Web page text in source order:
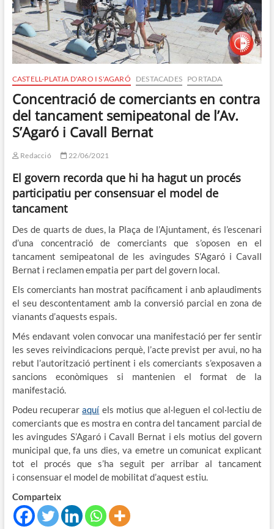
CASTELL-PLATJA D'ARO I S'AGARÓ DESTACADES PORTADA
Concentració de comerciants en contra
del tancament semipeatonal de l’Av.
S’Agaró i Cavall Bernat
Redacció 22/06/2021
El govern recorda que hi ha hagut un procés
participatiu per consensuar el model de
tancament
Des de quarts de dues, la Plaça de l’Ajuntament, és l’escenari
d’una concentració de comerciants que s’oposen en el
tancament semipeatonal de les avingudes S’Agaró i Cavall
Bernat i reclamen empatia per part del govern local.
Els comerciants han mostrat pacíficament i anb aplaudiments
el seu descontentament amb la conversió parcial en zona de
vianants d’aquests espais.
Més endavant volen convocar una manifestació per fer sentir
les seves reivindicacions perquè, l’acte previst per avui, no ha
rebut l’autorització pertinent i els comerciants s’exposaven a
sancions econòmiques si mantenien el format de la
manifestació.
Podeu recuperaraquí els motius que al·leguen el col·lectiu de
comerciants que es mostra en contra del tancament parcial de
les avingudes S’Agaró i Cavall Bernat i els motius del govern
municipal que, fa uns dies, va emetre un comunicat explicant
tot el procés que s’ha seguit per arribar al tancament
i consensuar el model de mobilitat d’aquest estiu.
Comparteix